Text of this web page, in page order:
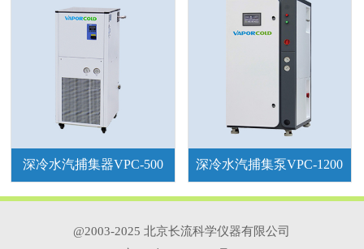
深冷水汽捕集器VPC-500 深冷水汽捕集泵VPC-1200
@2003-2025 北京长流科学仪器有限公司